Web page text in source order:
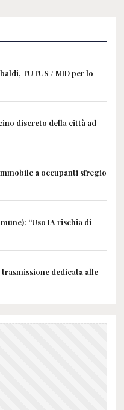
TUTUS / MID per lo
discreto della città ad
a occupanti sfregio
“Uso IA rischia di
dedicata alle